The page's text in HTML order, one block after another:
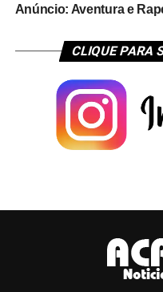
Anúncio: Aventura e
CLIQUE PARA